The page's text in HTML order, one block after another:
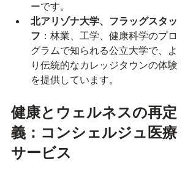
ーです。
北アリゾナ大学、フラッグスタッ
フ ：林業、工学、健康科学のプロ
グラムで知られる公立大学で、よ
り伝統的なカレッジタウンの体験
を提供しています。
健康とウェルネスの再定
義：コンシェルジュ医療
サービス